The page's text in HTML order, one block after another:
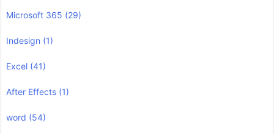
Microsoft 365 (29)
Indesign (1)
Excel (41)
After Effects (1)
word (54)